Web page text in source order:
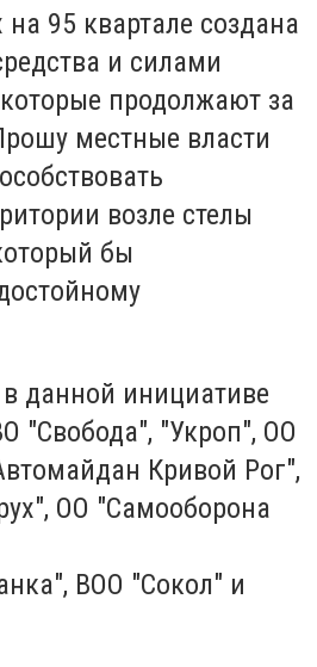
95 квартале создана
и силами
продолжают за
местные власти
возле стелы
бы
данной инициативе
"Свобода", "Укроп", ОО
Кривой Рог",
ОО "Самооборона
ВОО "Сокол" и